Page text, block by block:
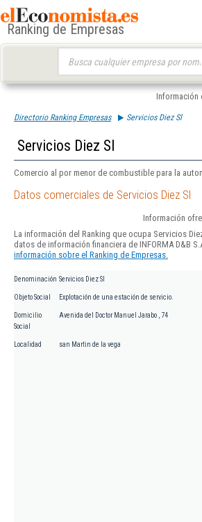
Ranking de Empresas
Directorio Ranking Empresas Servicios Diez Sl
Servicios Diez Sl
Comercio al por menor de combustible para la
Datos comerciales de Servicios Diez Sl
Información
La información del Ranking que ocupa Servicios
datos de información financiera de INFORMA D&B
información sobre el Ranking de Empresas.
Denominación Servicios Diez Sl
Objeto Social Explotación de una estación de servicio.
Domicilio
Social
Avenida del Doctor Manuel Jarabo , 74
Localidad san Martin de la vega